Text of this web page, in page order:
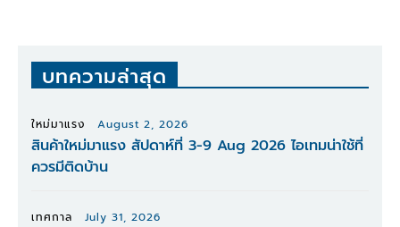
บทความล่าสุด
ใหม่มาแรง August 2, 2026
สินค้าใหม่มาแรง สัปดาห์ที่ 3-9 Aug 2026 ไอเทมน่าใช้ที่
ควรมีติดบ้าน
เทศกาล July 31, 2026